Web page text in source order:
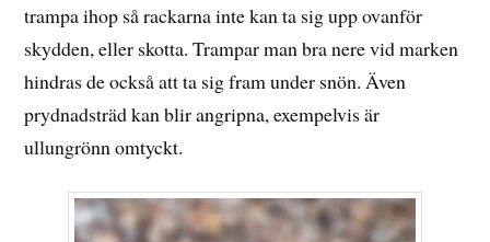
trampa ihop så rackarna inte kan ta sig upp ovanför
skydden, eller skotta. Trampar man bra nere vid marken
hindras de också att ta sig fram under snön. Även
prydnadsträd kan blir angripna, exempelvis är
ullungrönn omtyckt.